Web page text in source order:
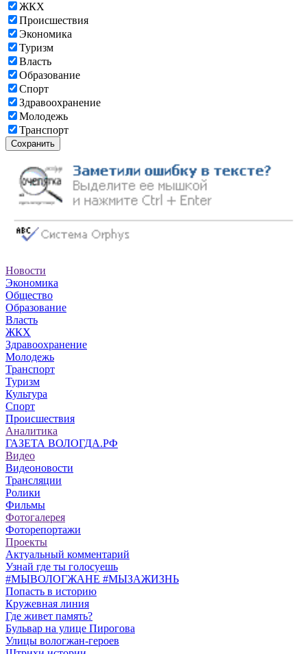
ЖКХ
Происшествия
Экономика
Туризм
Власть
Образование
Спорт
Здравоохранение
Молодежь
Транспорт
Сохранить
Новости
Экономика
Общество
Образование
Власть
ЖКХ
Здравоохранение
Молодежь
Транспорт
Туризм
Культура
Спорт
Происшествия
Аналитика
ГАЗЕТА ВОЛОГДА.РФ
Видео
Видеоновости
Трансляции
Ролики
Фильмы
Фотогалерея
Фоторепортажи
Проекты
Актуальный комментарий
Узнай где ты голосуешь
#МЫВОЛОГЖАНЕ #МЫЗАЖИЗНЬ
Попасть в историю
Кружевная линия
Где живет память?
Бульвар на улице Пирогова
Улицы вологжан-героев